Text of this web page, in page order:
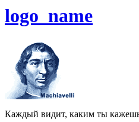
logo_name
Каждый видит, каким ты